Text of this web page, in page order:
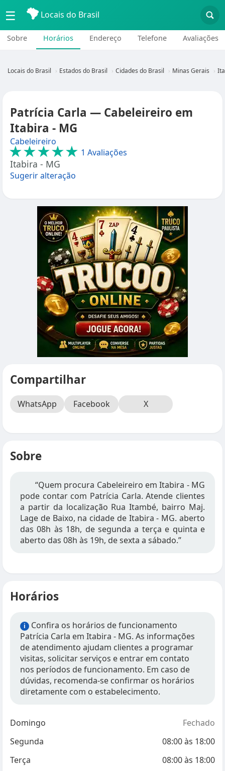
☰ Locais do Brasil
Sobre Horários Endereço Telefone Avaliações
Locais do Brasil Estados do Brasil Cidades do Brasil Minas Gerais
Patrícia Carla — Cabeleireiro em
Itabira - MG
Cabeleireiro
★★★★★ 1 Avaliações
Itabira - MG
Sugerir alteração
Compartilhar
WhatsApp Facebook X
Sobre
“Quem procura Cabeleireiro em Itabira - MG
pode contar com Patrícia Carla. Atende clientes
a partir da localização Rua Itambé, bairro Maj.
Lage de Baixo, na cidade de Itabira - MG. aberto
das 08h às 18h, de segunda a terça e quinta e
aberto das 08h às 19h, de sexta a sábado.”
Horários
i
Confira os horários de funcionamento
Patrícia Carla em Itabira - MG. As informações
de atendimento ajudam clientes a programar
visitas, solicitar serviços e entrar em contato
nos períodos de funcionamento. Em caso de
dúvidas, recomenda-se confirmar os horários
diretamente com o estabelecimento.
Domingo
Fechado
Segunda
08:00às 18:00
Terça
08:00às 18:00